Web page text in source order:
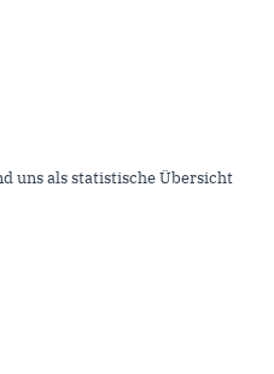
uns als statistische Übersicht